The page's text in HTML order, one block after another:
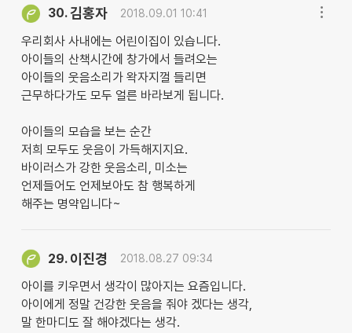
30.김홍자 2018.09.01 10:41
우리회사 사내에는 어린이집이 있습니다.
아이들의 산책시간에 창가에서 들려오는
아이들의 웃음소리가 왁자지껄 들리면
근무하다가도 모두 얼른 바라보게 됩니다.
아이들의 모습을 보는 순간
저희 모두도 웃음이 가득해지지요.
바이러스가 강한 웃음소리, 미소는
언제들어도 언제보아도 참 행복하게
해주는 명약입니다~
29. 이진경 2018.08.27 09:34
아이를 키우면서 생각이 많아지는 요즘입니다.
아이에게 정말 건강한 웃음을 줘야 겠다는 생각,
말 한마디도 잘 해야겠다는 생각.